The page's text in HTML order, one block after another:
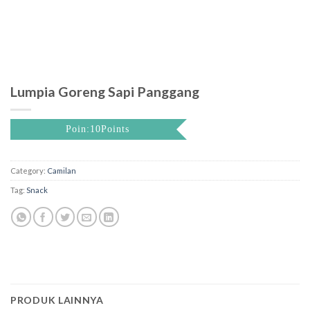
Lumpia Goreng Sapi Panggang
Poin:10Points
Category: Camilan
Tag: Snack
PRODUK LAINNYA